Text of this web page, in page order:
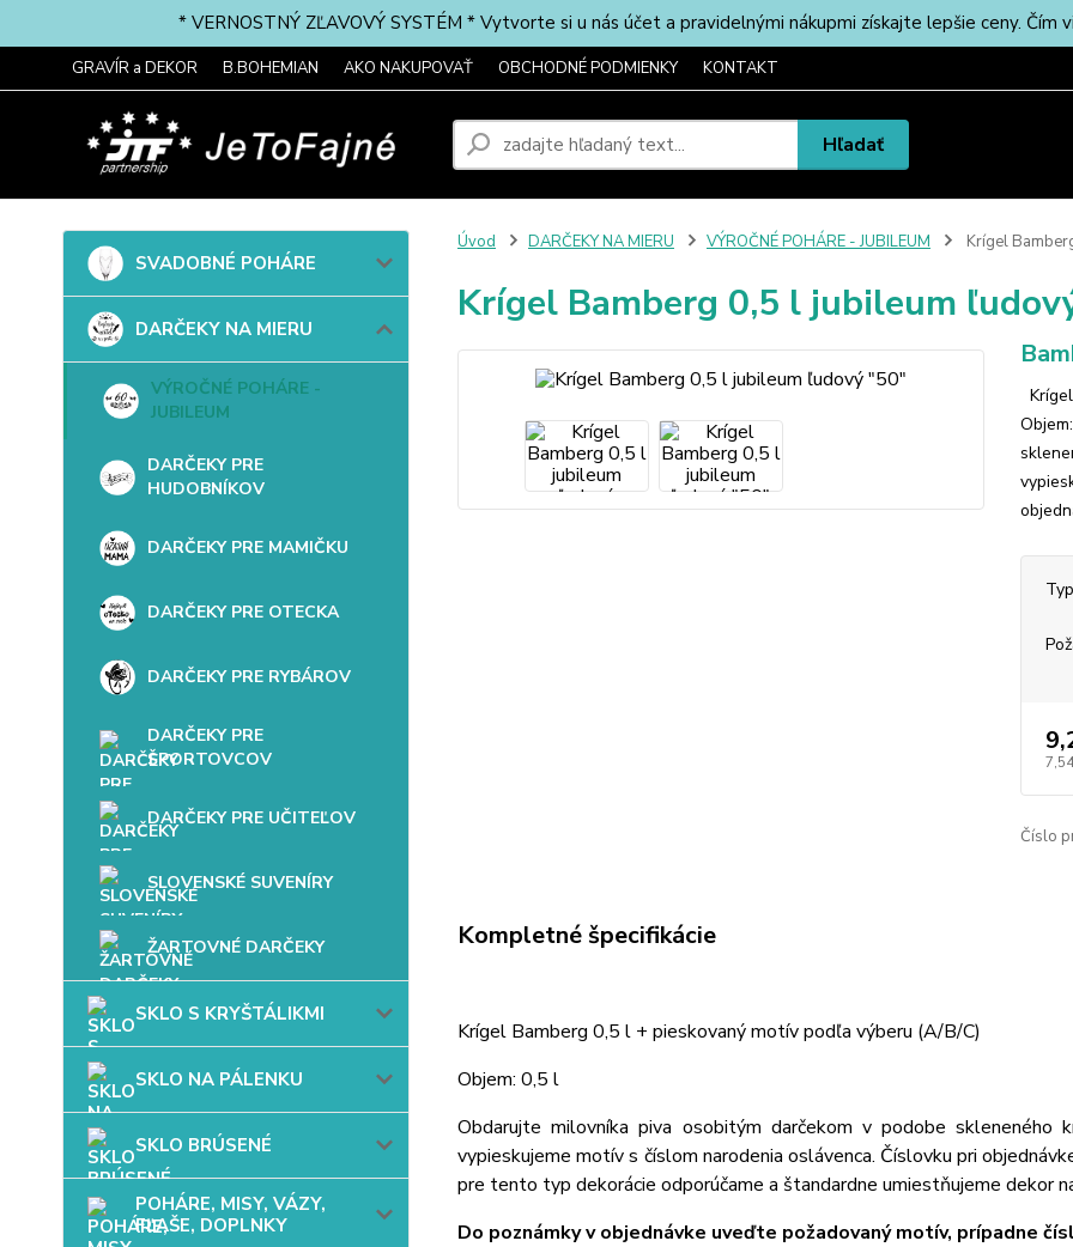
* VERNOSTNÝ ZĽAVOVÝ SYSTÉM * Vytvorte si u nás účet a pravidelnými nákupmi získajte lepšie ceny. Čím
GRAVÍR a DEKOR B.BOHEMIAN AKO NAKUPOVAŤ OBCHODNÉ PODMIENKY KONTAKT
Hľadať
SVADOBNÉ POHÁRE
DARČEKY NA MIERU
VÝROČNÉ POHÁRE -
JUBILEUM
DARČEKY PRE
HUDOBNÍKOV
DARČEKY PRE MAMIČKU
DARČEKY PRE OTECKA
DARČEKY PRE RYBÁROV
DARČEKY PRE
ŠPORTOVCOV
DARČEKY PRE UČITEĽOV
SLOVENSKÉ SUVENÍRY
ŽARTOVNÉ DARČEKY
SKLO S KRYŠTÁLIKMI
SKLO NA PÁLENKU
SKLO BRÚSENÉ
POHÁRE, MISY, VÁZY,
FĽAŠE, DOPLNKY
Úvod DARČEKY NA MIERU VÝROČNÉ POHÁRE - JUBILEUM Krígel
Krígel Bamberg 0,5 l jubileum
Číslo
Kompletné špecifikácie
Krígel Bamberg 0,5 l + pieskovaný motív podľa výberu (A/B/C)
Objem: 0,5 l
Obdarujte milovníka piva osobitým darčekom v podobe
vypieskujeme motív s číslom narodenia oslávenca. Číslovku pri
pre tento typ dekorácie odporúčame a štandardne umiestňujeme dekor
Do poznámky v objednávke uveďte požadovaný motív, prípadne